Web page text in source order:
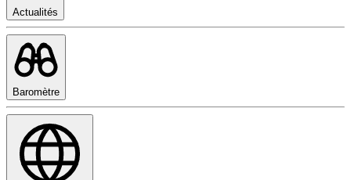
Actualités
Baromètre